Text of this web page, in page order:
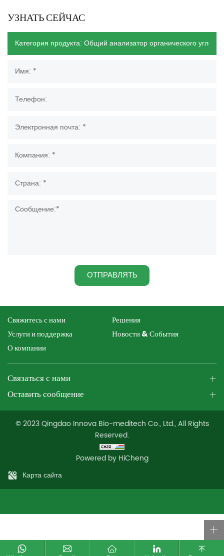
УЗНАТЬ СЕЙЧАС
ОТПРАВЛЯТЬ
Свяжитесь с нами
Решения
Услуги и поддержка
Новости & События
О компании
Связаться с нами
Оставить сообщение
© 2023 Qingdao Innova Bio-meditech Co., Ltd., All Rights
Reserved.
Powered by HiCheng
Карта сайта